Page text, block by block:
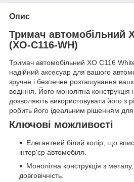
Опис
Тримач автомобільний
(XO-C116-WH)
Тримач автомобільний XO C116
надійний аксесуар для вашого
зручне і безпечне розташування
водіння. Його монолітна конструкція
дозволяють використовувати його з
робить його ідеальним рішенням для
Ключові можливості
Елегантний білий колір, що
інтер'єр автомобіля.
Монолітна конструкція з
довговічність.